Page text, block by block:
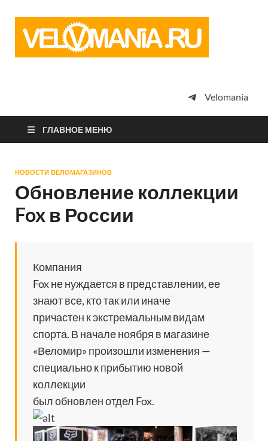
просто
Velomania
ГЛАВНОЕ МЕНЮ
НОВОСТИ ВЕЛОМАГАЗИНОВ
Обновление коллекции
Fox в России
Компания
Fox не нуждается в представлении, ее
знают все, кто так или иначе
причастен к экстремальным видам
спорта. В начале ноября в магазине
«Веломир» произошли изменения —
специально к прибытию новой
коллекции
был обновлен отдел Fox.